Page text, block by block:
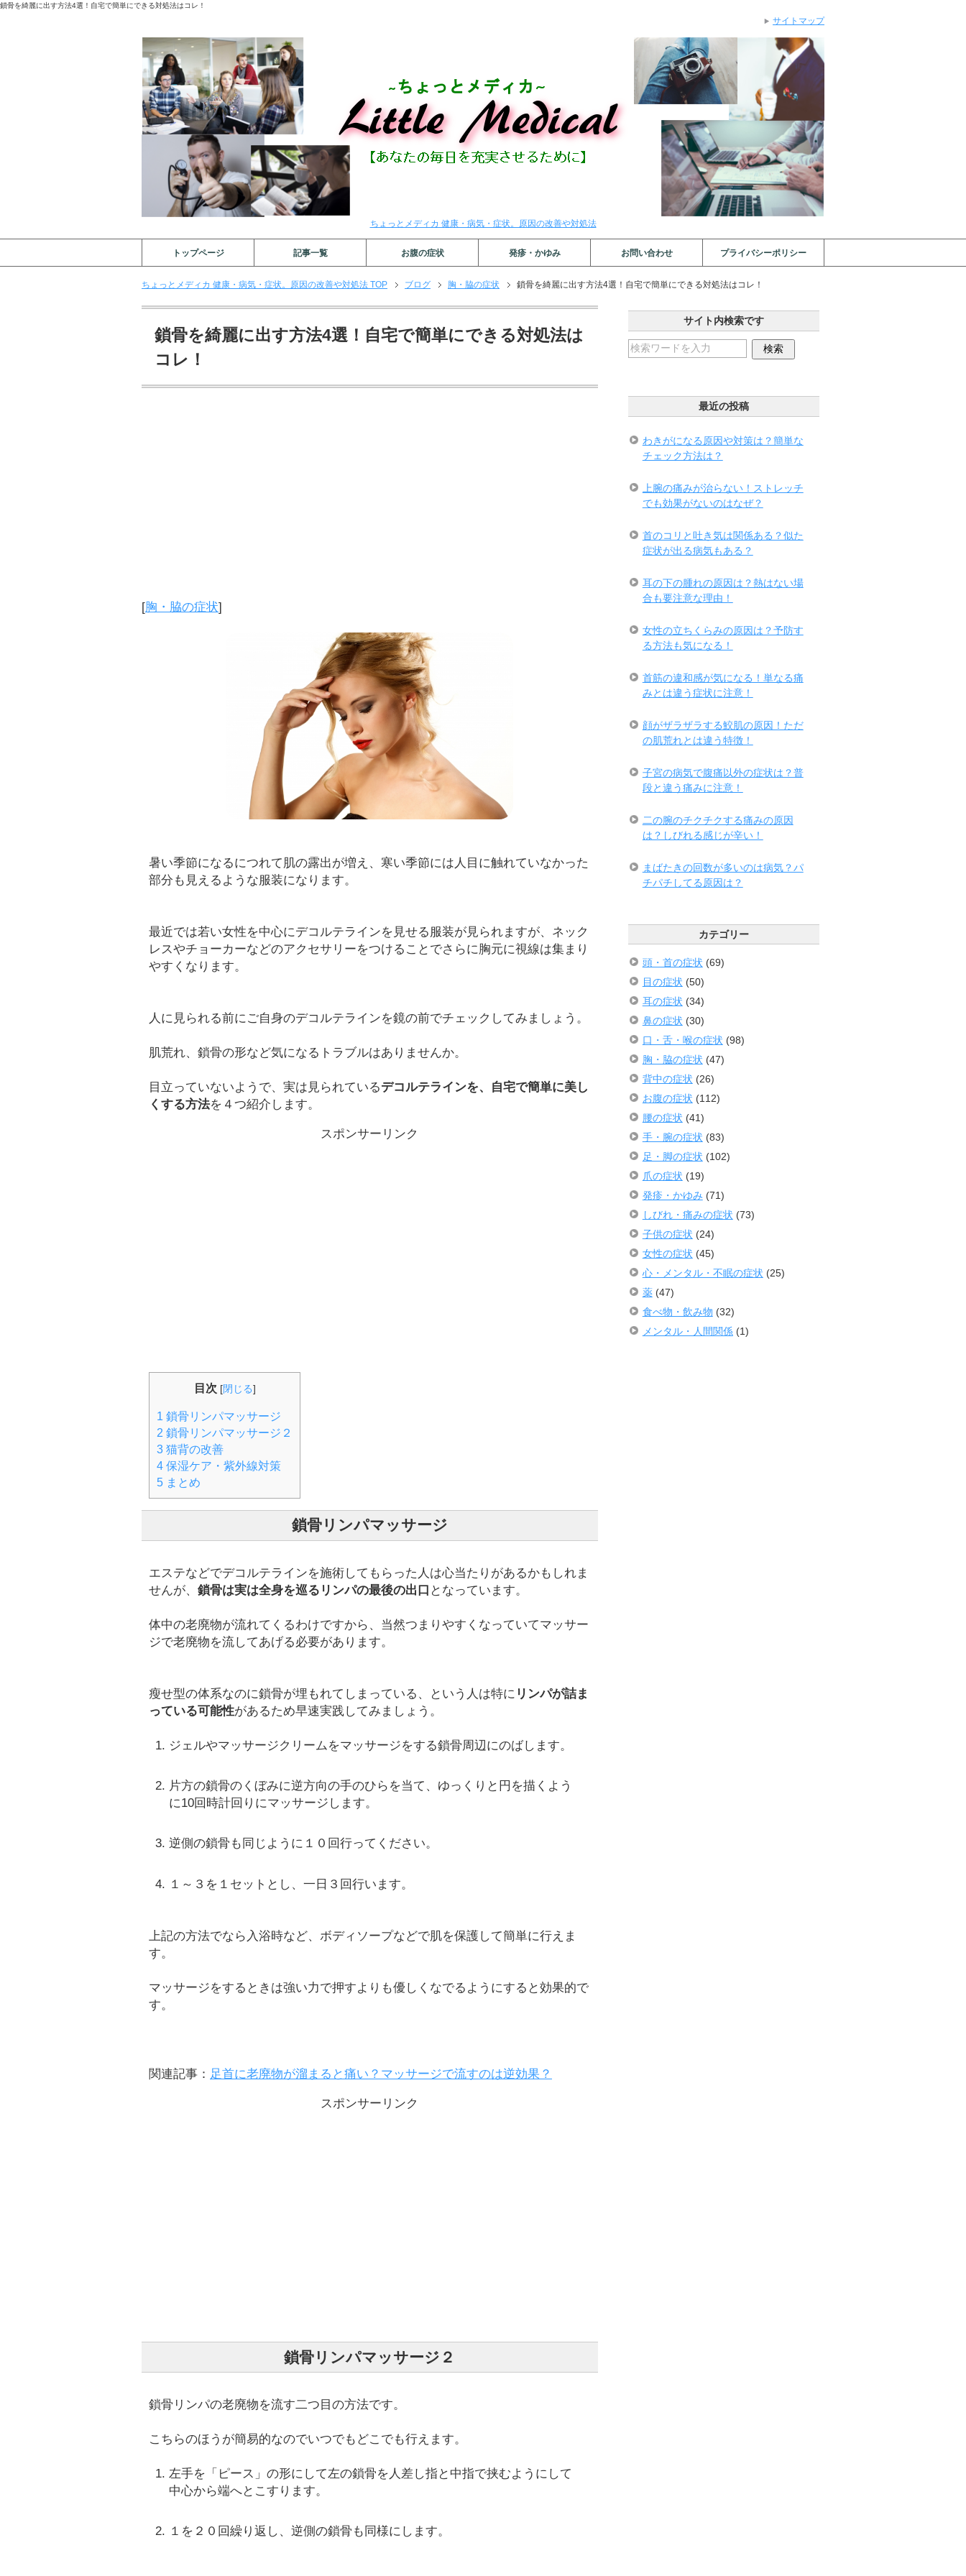
鎖骨を綺麗に出す方法4選！自宅で簡単にできる対処法はコレ！
ちょっとメディカ 健康・病気・症状。原因の改善や対処法
トップページ 記事一覧 お腹の症状 発疹・かゆみ お問い合わせ プライバシーポリシー
ちょっとメディカ 健康・病気・症状。原因の改善や対処法 TOP ブログ 胸・脇の症状 鎖骨を綺麗に出す方法4選！自宅で簡単にできる対処法はコレ！
鎖骨を綺麗に出す方法4選！自宅で簡単にできる対処法は
コレ！
[胸・脇の症状]
暑い季節になるにつれて肌の露出が増え、寒い季節には人目に触れていなかった
部分も見えるような服装になります。
最近では若い女性を中心にデコルテラインを見せる服装が見られますが、ネック
レスやチョーカーなどのアクセサリーをつけることでさらに胸元に視線は集まり
やすくなります。
人に見られる前にご自身のデコルテラインを鏡の前でチェックしてみましょう。
肌荒れ、鎖骨の形など気になるトラブルはありませんか。
目立っていないようで、実は見られているデコルテラインを、自宅で簡単に美し
くする方法を４つ紹介します。
スポンサーリンク
目次 [閉じる]
1 鎖骨リンパマッサージ
2 鎖骨リンパマッサージ２
3 猫背の改善
4 保湿ケア・紫外線対策
5 まとめ
鎖骨リンパマッサージ
エステなどでデコルテラインを施術してもらった人は心当たりがあるかもしれま
せんが、 鎖骨は実は全身を巡るリンパの最後の出口 となっています。
体中の老廃物が流れてくるわけですから、当然つまりやすくなっていてマッサー
ジで老廃物を流してあげる必要があります。
瘦せ型の体系なのに鎖骨が埋もれてしまっている、という人は特に リンパが詰ま
っている可能性があるため早速実践してみましょう。
ジェルやマッサージクリームをマッサージをする鎖骨周辺にのばします。
片方の鎖骨のくぼみに逆方向の手のひらを当て、ゆっくりと円を描くよう
に10回時計回りにマッサージします。
逆側の鎖骨も同じように１０回行ってください。
１～３を１セットとし、一日３回行います。
上記の方法でなら入浴時など、ボディソープなどで肌を保護して簡単に行えま
す。
マッサージをするときは強い力で押すよりも優しくなでるようにすると効果的で
す。
関連記事： 足首に老廃物が溜まると痛い？マッサージで流すのは逆効果？
スポンサーリンク
鎖骨リンパマッサージ２
鎖骨リンパの老廃物を流す二つ目の方法です。
こちらのほうが簡易的なのでいつでもどこでも行えます。
左手を「ピース」の形にして左の鎖骨を人差し指と中指で挟むようにして
中心から端へとこすります。
１を２０回繰り返し、逆側の鎖骨も同様にします。
サイト内検索です
最近の投稿
わきがになる原因や対策は？簡単な
チェック方法は？
上腕の痛みが治らない！ストレッチ
でも効果がないのはなぜ？
首のコリと吐き気は関係ある？似た
症状が出る病気もある？
耳の下の腫れの原因は？熱はない場
合も要注意な理由！
女性の立ちくらみの原因は？予防す
る方法も気になる！
首筋の違和感が気になる！単なる痛
みとは違う症状に注意！
顔がザラザラする鮫肌の原因！ただ
の肌荒れとは違う特徴！
子宮の病気で腹痛以外の症状は？普
段と違う痛みに注意！
二の腕のチクチクする痛みの原因
は？しびれる感じが辛い！
まばたきの回数が多いのは病気？パ
チパチしてる原因は？
カテゴリー
頭・首の症状 (69)
目の症状 (50)
耳の症状 (34)
鼻の症状 (30)
口・舌・喉の症状 (98)
胸・脇の症状 (47)
背中の症状 (26)
お腹の症状 (112)
腰の症状 (41)
手・腕の症状 (83)
足・脚の症状 (102)
爪の症状 (19)
発疹・かゆみ (71)
しびれ・痛みの症状 (73)
子供の症状 (24)
女性の症状 (45)
心・メンタル・不眠の症状 (25)
薬(47)
食べ物・飲み物 (32)
メンタル・人間関係(1)
サイトマップ